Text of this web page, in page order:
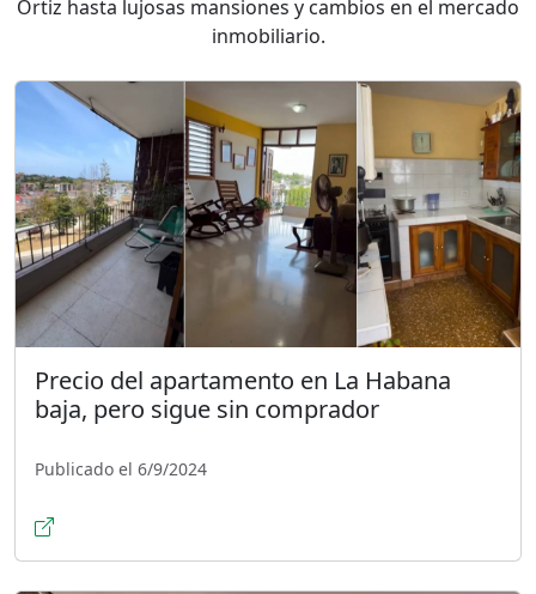
Ortiz hasta lujosas mansiones y cambios en el mercado
inmobiliario.
Precio del apartamento en La Habana
baja, pero sigue sin comprador
Publicado el 6/9/2024